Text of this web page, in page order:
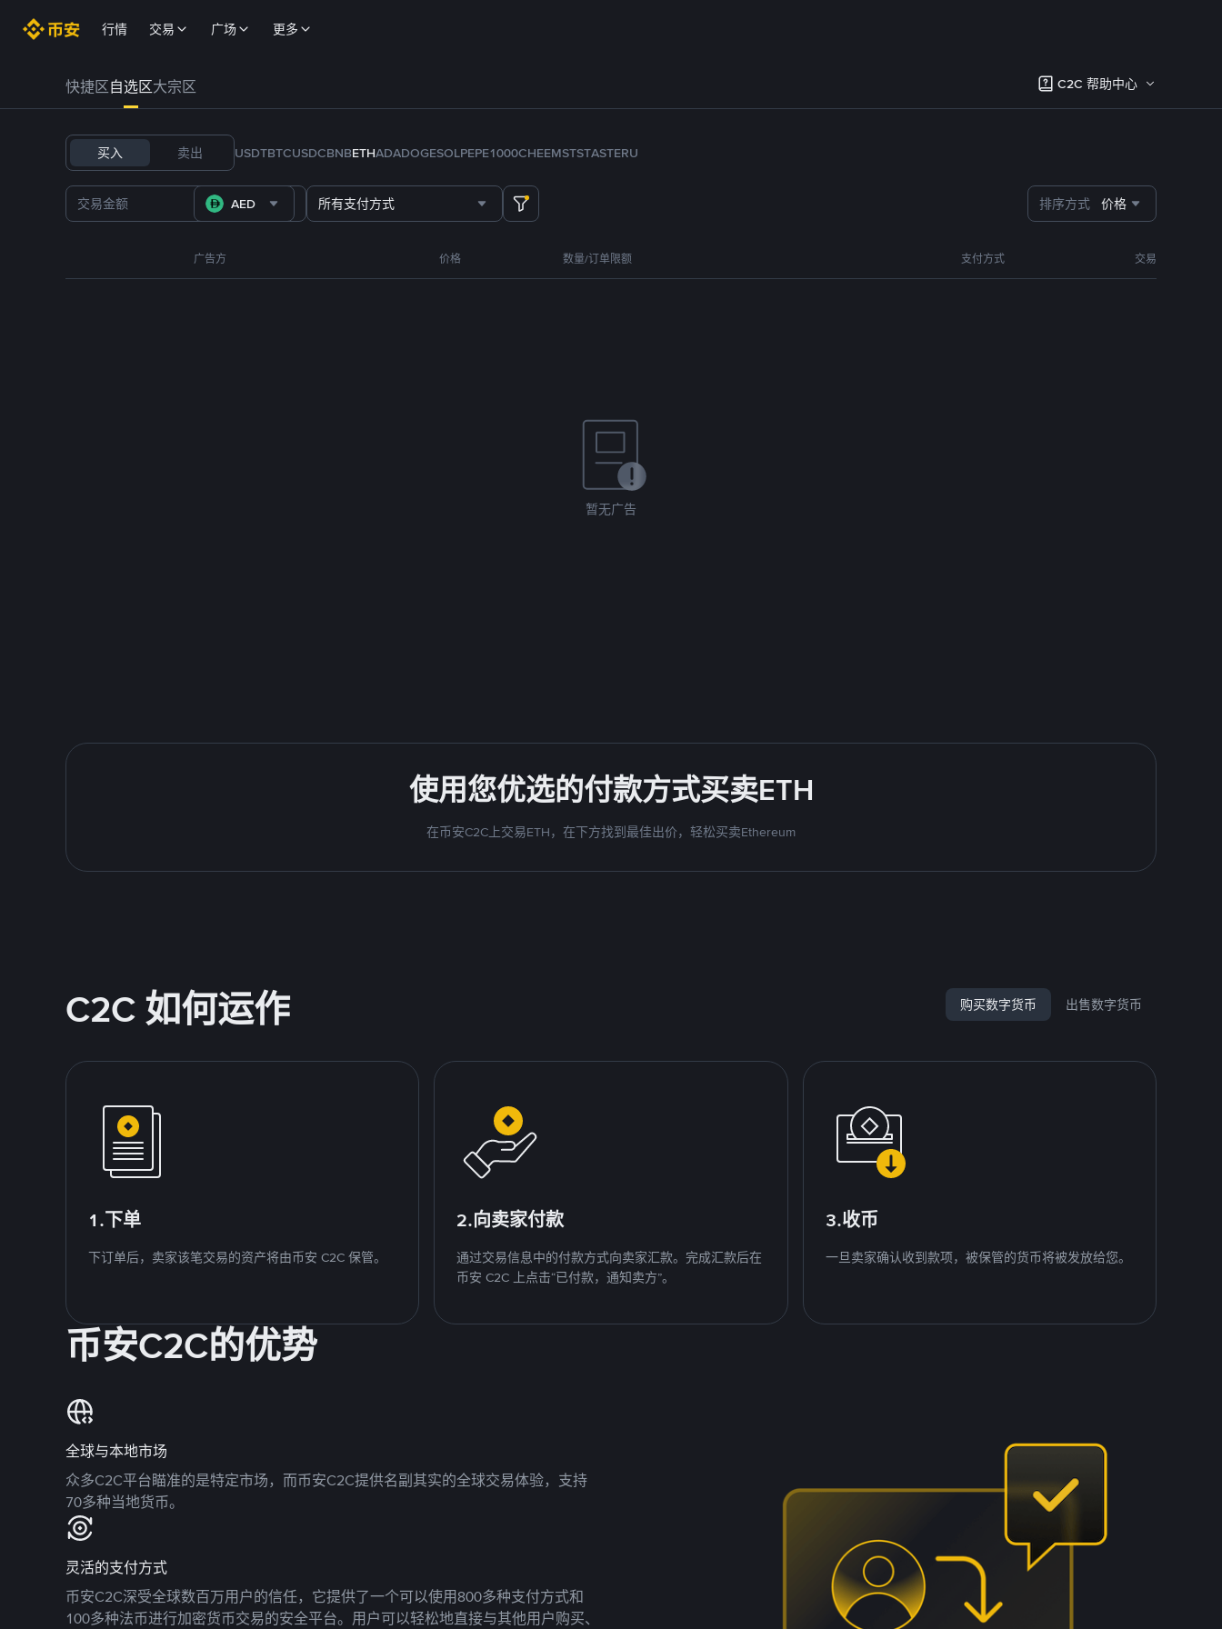
行情 交易 广场 更多
快捷区自选区大宗区 C2C 帮助中心
买入 卖出 USDTBTCUSDCBNBETHADADOGESOLPEPE1000CHEEMSTSTASTERU
AED 所有支付方式 排序方式 价格
广告方 价格 数量/订单限额 支付方式 交易
暂无广告
使用您优选的付款方式买卖ETH
在币安C2C上交易ETH，在下方找到最佳出价，轻松买卖Ethereum
C2C 如何运作 购买数字货币 出售数字货币
1.下单
下订单后，卖家该笔交易的资产将由币安 C2C 保管。
2.向卖家付款
通过交易信息中的付款方式向卖家汇款。完成汇款后在
币安 C2C 上点击“已付款，通知卖方”。
3.收币
一旦卖家确认收到款项，被保管的货币将被发放给您。
币安C2C的优势
全球与本地市场
众多C2C平台瞄准的是特定市场，而币安C2C提供名副其实的全球交易体验，支持
70多种当地货币。
灵活的支付方式
币安C2C深受全球数百万用户的信任，它提供了一个可以使用800多种支付方式和
100多种法币进行加密货币交易的安全平台。用户可以轻松地直接与其他用户购买、